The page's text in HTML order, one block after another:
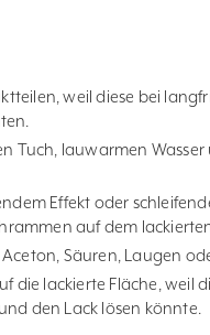
weil diese bei
Tuch, lauwarmen
Effekt oder
auf dem
Säuren, Laugen
die lackierte Fläche, weil
den Lack lösen könnte.